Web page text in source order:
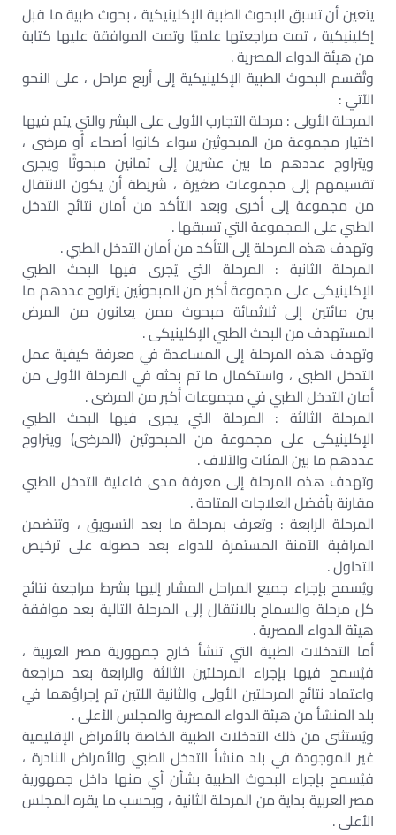
يتعين أن تسبق البحوث الطبية الإكلينيكية ، بحوث طبية ما قبل
إكلينيكية ، تمت مراجعتها علميًا وتمت الموافقة عليها كتابة
من هيئة الدواء المصرية .
وتُقسم البحوث الطبية الإكلينيكية إلى أربع مراحل ، على النحو
الآتي :
المرحلة الأولى : مرحلة التجارب الأولى على البشر والتي يتم فيها
اختيار مجموعة من المبحوثين سواء كانوا أصحاء أو مرضى ،
ويتراوح عددهم ما بين عشرين إلى ثمانين مبحوثًا ويجرى
تقسيمهم إلى مجموعات صغيرة ، شريطة أن يكون الانتقال
من مجموعة إلى أخرى وبعد التأكد من أمان نتائج التدخل
الطبي على المجموعة التي تسبقها .
وتهدف هذه المرحلة إلى التأكد من أمان التدخل الطبي .
المرحلة الثانية : المرحلة التي يُجرى فيها البحث الطبي
الإكلينيكى على مجموعة أكبر من المبحوثين يتراوح عددهم ما
بين مائتين إلى ثلاثمائة مبحوث ممن يعانون من المرض
المستهدف من البحث الطبي الإكلينيكى .
وتهدف هذه المرحلة إلى المساعدة في معرفة كيفية عمل
التدخل الطبى ، واستكمال ما تم بحثه في المرحلة الأولى من
أمان التدخل الطبي في مجموعات أكبر من المرضى .
المرحلة الثالثة : المرحلة التي يجرى فيها البحث الطبي
الإكلينيكى على مجموعة من المبحوثين (المرضى) ويتراوح
عددهم ما بين المئات والآلاف .
وتهدف هذه المرحلة إلى معرفة مدى فاعلية التدخل الطبي
مقارنة بأفضل العلاجات المتاحة .
المرحلة الرابعة : وتعرف بمرحلة ما بعد التسويق ، وتتضمن
المراقبة الآمنة المستمرة للدواء بعد حصوله على ترخيص
التداول .
ويُسمح بإجراء جميع المراحل المشار إليها بشرط مراجعة نتائج
كل مرحلة والسماح بالانتقال إلى المرحلة التالية بعد موافقة
هيئة الدواء المصرية .
أما التدخلات الطبية التي تنشأ خارج جمهورية مصر العربية ،
فيُسمح فيها بإجراء المرحلتين الثالثة والرابعة بعد مراجعة
واعتماد نتائج المرحلتين الأولى والثانية اللتين تم إجراؤهما في
بلد المنشأ من هيئة الدواء المصرية والمجلس الأعلى .
ويُستثنى من ذلك التدخلات الطبية الخاصة بالأمراض الإقليمية
غير الموجودة في بلد منشأ التدخل الطبي والأمراض النادرة ،
فيُسمح بإجراء البحوث الطبية بشأن أي منها داخل جمهورية
مصر العربية بداية من المرحلة الثانية ، وبحسب ما يقره المجلس
الأعلى .